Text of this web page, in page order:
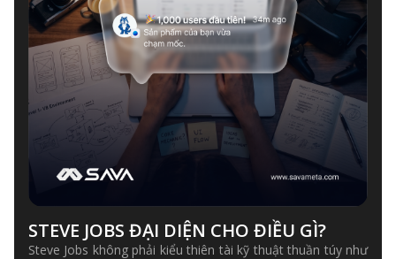
STEVE JOBS ĐẠI DIỆN CHO ĐIỀU GÌ?
Steve Jobs không phải kiểu thiên tài kỹ thuật thuần túy như